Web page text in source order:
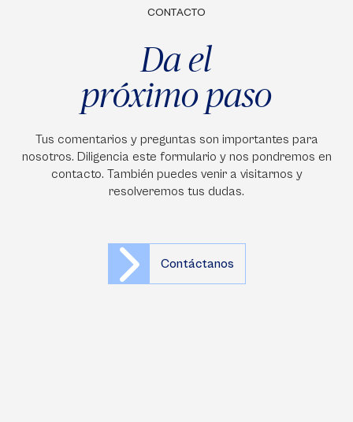
CONTACTO
Da el
próximo paso
Tus comentarios y preguntas son importantes para
nosotros. Diligencia este formulario y nos pondremos en
contacto. También puedes venir a visitarnos y
resolveremos tus dudas.
Contáctanos